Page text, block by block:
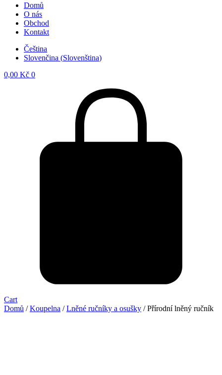
Domů
O nás
Obchod
Kontakt
Čeština
Slovenčina (Slovenština)
0,00 Kč 0
Cart
Domů /Koupelna /Lněné ručníky a osušky / Přírodní lněný ručník